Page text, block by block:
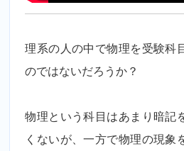
理系の人の中で物理を受験科
のではないだろうか？
物理という科目はあまり暗記
くないが、一方で物理の現象